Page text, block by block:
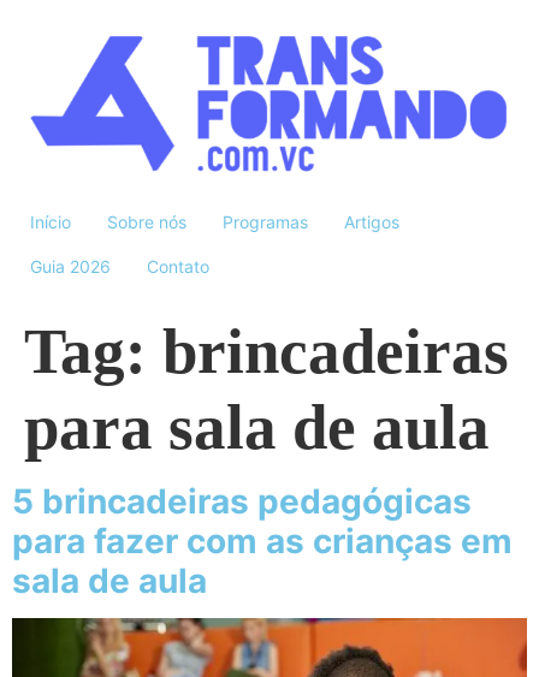
Início Sobre nós Programas Artigos
Guia 2026 Contato
Tag: brincadeiras
para sala de aula
5 brincadeiras pedagógicas
para fazer com as crianças em
sala de aula